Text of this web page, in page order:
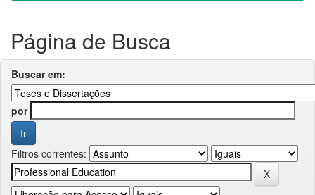
Página de Busca
Buscar em:
por
Filtros correntes: